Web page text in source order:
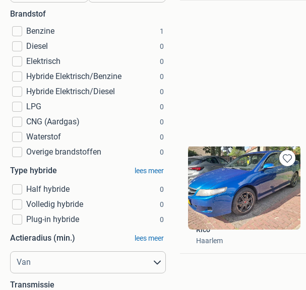
Brandstof
Benzine
1
Diesel 0
Elektrisch 0
Hybride Elektrisch/Benzine 0
Hybride Elektrisch/Diesel 0
LPG 0
CNG (Aardgas) 0
Waterstof 0
Overige brandstoffen 0
Type hybride lees meer
Half hybride 0
Volledig hybride 0
Plug-in hybride 0
Actieradius (min.) lees meer
Transmissie
Bewaren
in
Mijn
Favorieten
Rico
Haarlem